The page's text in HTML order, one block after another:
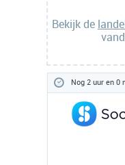
Bekijk de
Nog 2 uur en 0